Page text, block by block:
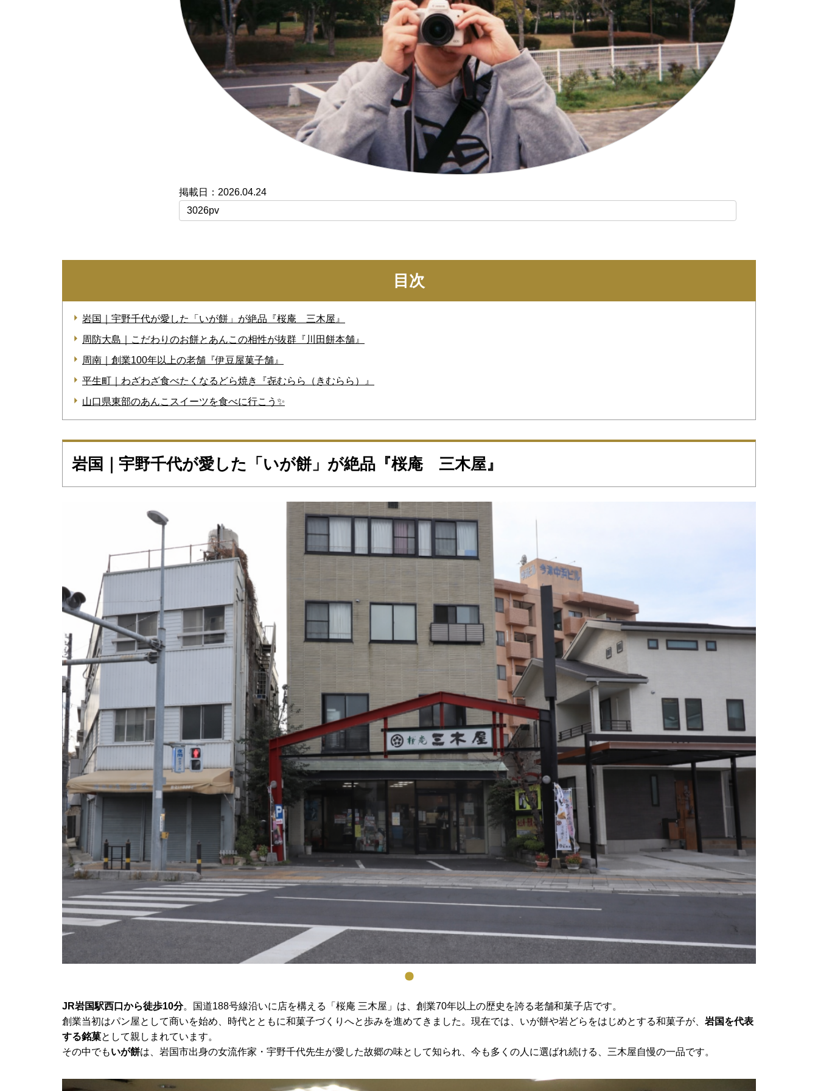
2026.04.24
3026pv
目次
岩国｜宇野千代が愛した「いが餅」が絶品『桜庵 三木屋』
周防大島｜こだわりのお餅とあんこの相性が抜群『川田餅本舗』
周南｜創業100年以上の老舗『伊豆屋菓子舗』
平生町｜わざわざ食べたくなるどら焼き『㐂むらら（きむらら）』
山口県東部のあんこスイーツを食べに行こう✨
岩国｜宇野千代が愛した「いが餅」が絶品『桜庵 三木屋』
JR岩国駅西口から徒歩10分。国道188号線沿いに店を構える「桜庵 三木屋」は、創業70年以上の歴史を誇る老舗和菓子店です。
創業当初はパン屋として商いを始め、時代とともに和菓子づくりへと歩みを進めてきました。現在では、いが餅や岩どらをはじめとする和菓子が、 岩国を代表
する銘菓として親しまれています。
その中でもいが餅は、岩国市出身の女流作家・宇野千代先生が愛した故郷の味として知られ、今も多くの人に選ばれ続ける、三木屋自慢の一品です。